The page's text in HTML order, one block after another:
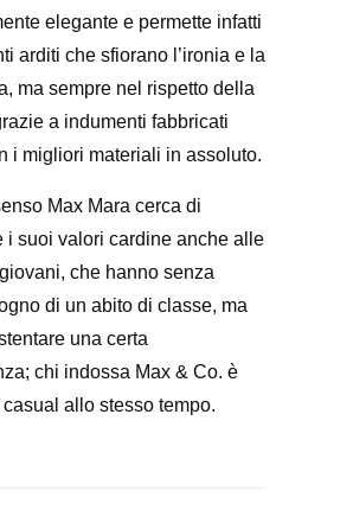
elegante e permette infatti
arditi che sfiorano l’ironia e la
ma sempre nel rispetto della
a indumenti fabbricati
i migliori materiali in assoluto.
Max Mara cerca di
i suoi valori cardine anche alle
che hanno senza
di un abito di classe, ma
una certa
chi indossa Max & Co. è
allo stesso tempo.